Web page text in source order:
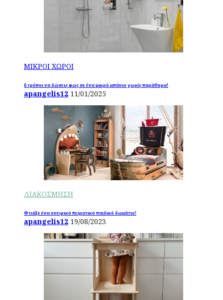
ΜΙΚΡΟΙ ΧΩΡΟΙ
6 τρόποι να δώσεις φως σε ένα μικρό μπάνιο χωρίς παράθυρα!
apangelis12 11/01/2025
ΔΙΑΚΟΣΜΗΣΗ
Φτιάξε ένα ονειρικό πειρατικό παιδικό δωμάτιο!
apangelis12 19/08/2023